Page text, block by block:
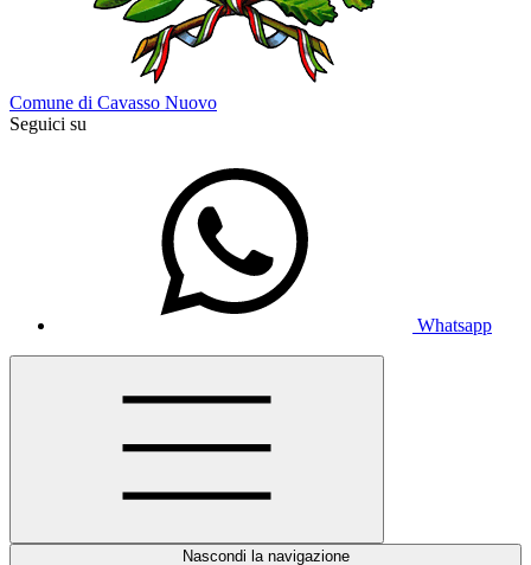
Comune di Cavasso Nuovo
Seguici su
Whatsapp
Nascondi la navigazione